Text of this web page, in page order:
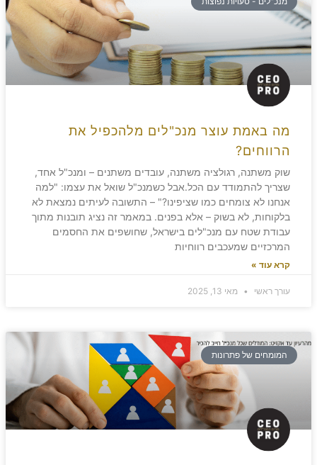
מה באמת עוצר מנכ"לים מלהכפיל את
הרווחים?
שוק משתנה, רגולציה משתנה, עובדים משתנים – ומנכ"ל אחד,
שצריך להתמודד עם הכל.אבל כשמנכ"ל שואל את עצמו: "למה
אנחנו לא צומחים כמו שציפינו?" – התשובה לעיתים נמצאת לא
בלקוחות, לא בשוק – אלא בפנים. במאמר זה נציג תובנות מתוך
עבודת שטח עם מנכ"לים בישראל, שחושפים את החסמים
המרכזיים שמעכבים רווחיות
קרא עוד »
עורך ראשי מאי 13, 2025
המומחים של פתרונות